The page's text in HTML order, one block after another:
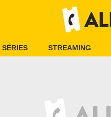
SÉRIES STREAMING